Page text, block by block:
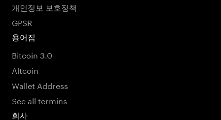
개인정보 보호정책
GPSR
용어집
Bitcoin 3.0
Altcoin
Wallet Address
See all termins
회사